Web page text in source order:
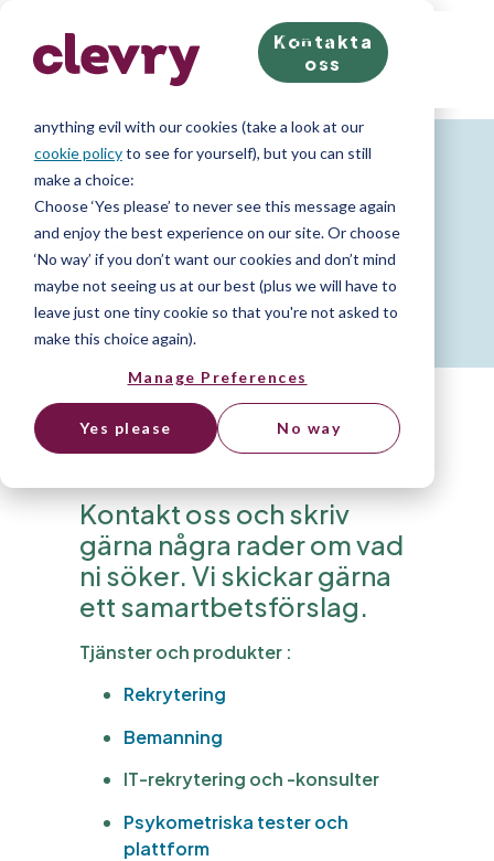
We know right? These cookie pop-ups can really ruin
your visit, so we’ll make this quick. This website does
anything evil with our cookies (take a look at our
cookie policyto see for yourself), but you can still
make a choice:
Choose ‘Yes please’ to never see this message again
and enjoy the best experience on our site. Or choose
‘No way’ if you don’t want our cookies and don’t mind
maybe not seeing us at our best (plus we will have to
leave just one tiny cookie so that you're not asked to
make this choice again).
Manage Preferences
Yes please No way
Kontakta
oss
Begär en Offert
Kontakt oss och skriv
gärna några rader om vad
ni söker. Vi skickar gärna
ett samartbetsförslag.
Tjänster och produkter :
Rekrytering
Bemanning
IT-rekrytering och -konsulter
Psykometriska tester och
plattform